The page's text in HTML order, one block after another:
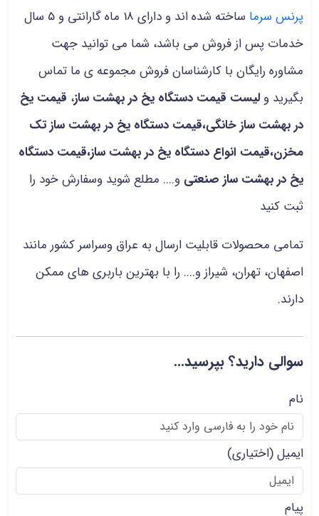
پرنس سرما
ساخته شده اند و دارای 18 ماه گارانتی و 5 سال
خدمات پس از فروش می باشد، شما می توانید جهت
مشاوره رایگان با کارشناسان فروش مجموعه ی ما تماس
بگیرید و لیست قیمت دستگاه یخ در بهشت ساز، قیمت یخ
در بهشت ساز خانگی،قیمت دستگاه یخ در بهشت ساز تک
مخزن،قیمت انواع دستگاه یخ در بهشت ساز،قیمت دستگاه
یخ در بهشت ساز صنعتی و.... مطلع شوید وسفارش خود را
ثبت کنید
تمامی محصولات قابلیت ارسال به عراق وسراسر کشور مانند
اصفهان، تهران، شیراز و.... را با بهترین باربری های ممکن
دارند.
سوالی دارید؟ بپرسید...
نام
ایمیل(اختیاری)
پیام